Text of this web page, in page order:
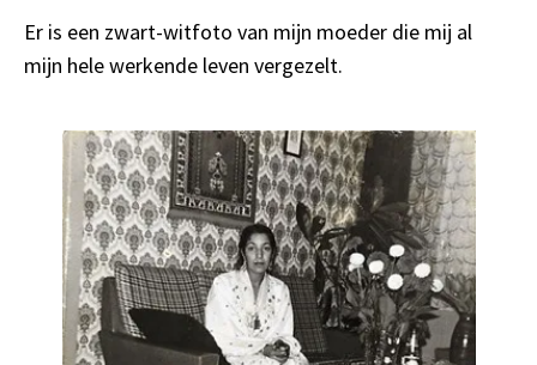
Er is een zwart-witfoto van mijn moeder die mij al
mijn hele werkende leven vergezelt.